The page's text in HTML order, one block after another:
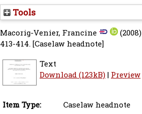
Tools
Macorig-Venier, Francine (2008)
413-414.[Caselaw headnote]
Text
Download (123kB)| Preview
Item Type:
Caselaw headnote